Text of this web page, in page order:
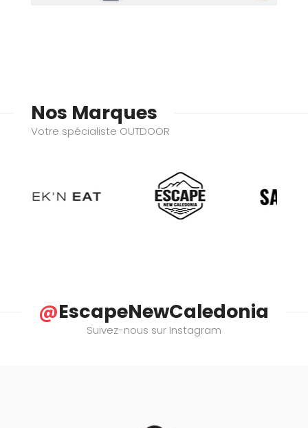
Nos Marques
Votre spécialiste OUTDOOR
@EscapeNewCaledonia
Suivez-nous sur Instagram